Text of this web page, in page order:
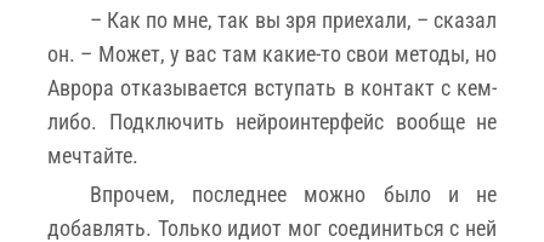
– Как по мне, так вы зря приехали, – сказал
он. – Может, у вас там какие-то свои методы, но
Аврора отказывается вступать в контакт с кем-
либо. Подключить нейроинтерфейс вообще не
мечтайте.
Впрочем, последнее можно было и не
добавлять. Только идиот мог соединиться с ней